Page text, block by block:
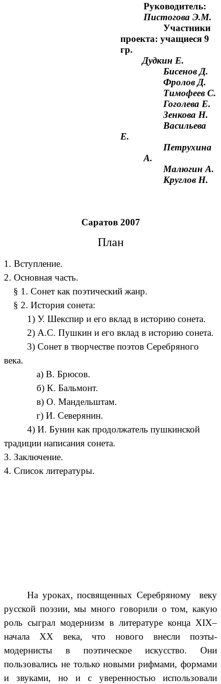
Руководитель:
Пистогова Э.М.
Участники
проекта: учащиеся 9
гр.
Дудкин Е.
Бисенов Д.
Фролов Д.
Тимофеев С.
Гоголева Е.
Зенкова Н.
Васильева
Е.
Петрухина
А.
Малюгин А.
Круглов Н.
Саратов 2007
План
1. Вступление.
2. Основная часть.
§ 1. Сонет как поэтический жанр.
§ 2. История сонета:
1) У. Шекспир и его вклад в историю сонета.
2) А.С. Пушкин и его вклад в историю сонета.
3) Сонет в творчестве поэтов Серебряного
века.
а) В. Брюсов.
б) К. Бальмонт.
в) О. Мандельштам.
г) И. Северянин.
4) И. Бунин как продолжатель пушкинской
традиции написания сонета.
3. Заключение.
4. Список литературы.
На уроках, посвященных Серебряному веку
русской поэзии, мы много говорили о том, какую
роль сыграл модернизм в литературе конца XIX–
начала XX века, что нового внесли поэты-
модернисты в поэтическое искусство. Они
пользовались не только новыми рифмами, формами
и звуками, но и с уверенностью использовали